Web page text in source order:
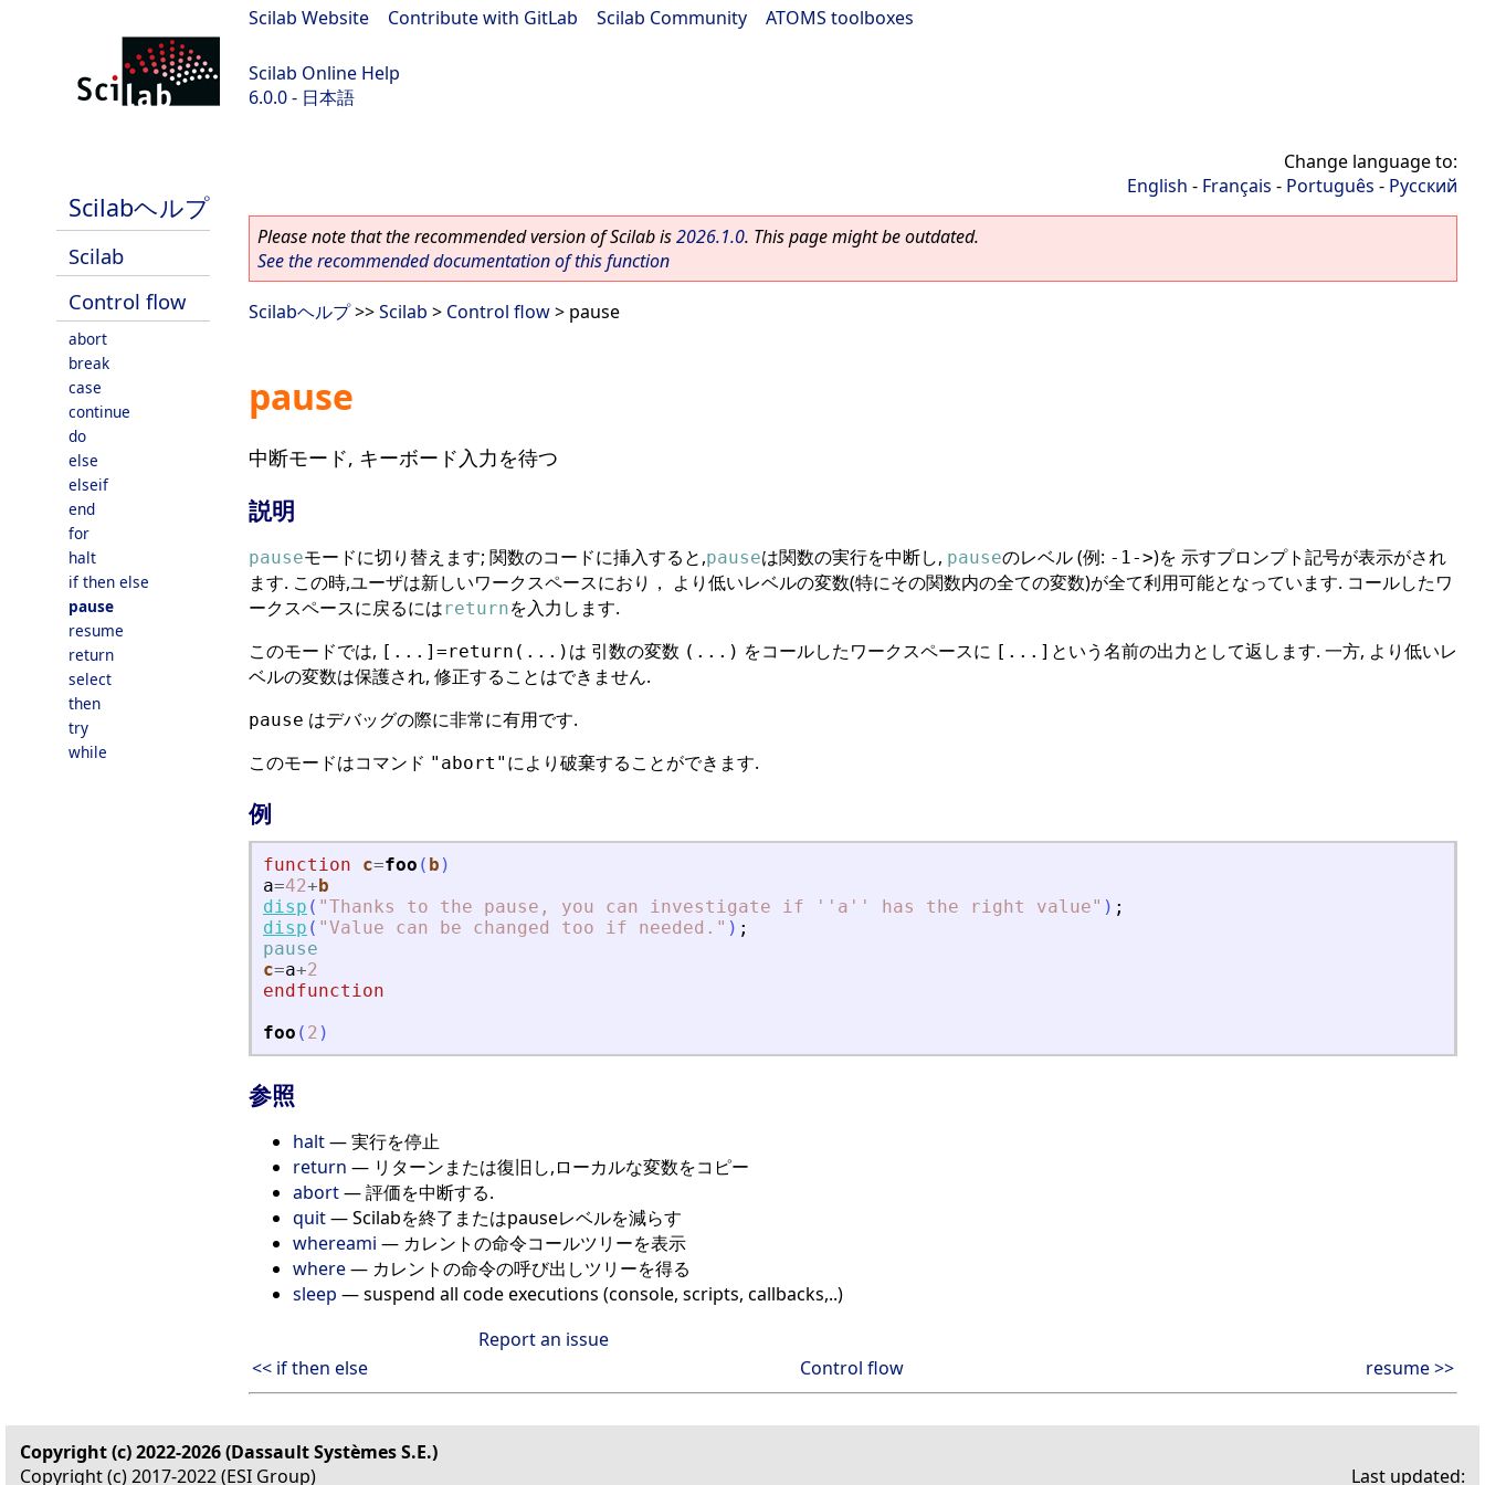
Scilab Website Contribute with GitLab Scilab Community ATOMS toolboxes
Scilab Online Help
6.0.0 - 日本語
Scilabヘルプ
Scilab
Control flow
abort
break
case
continue
do
else
elseif
end
for
halt
if then else
pause
resume
return
select
then
try
while
Change language to:
English - Français - Português - Русский
Please note that the recommended version of Scilab is2026.1.0. This page might be outdated.
See the recommended documentation of this function
Scilabヘルプ>>Scilab > Control flow> pause
pause
中断モード, キーボード入力を待つ
説明
pauseモードに切り替えます; 関数のコードに挿入すると,pauseは関数の実行を中断し, pauseのレベル (例: -1->)を 示すプロンプト記号が表示がされ
ます. この時,ユーザは新しいワークスペースにおり， より低いレベルの変数(特にその関数内の全ての変数)が全て利用可能となっています. コールしたワ
ークスペースに戻るにはreturnを入力します.
このモードでは, [...]=return(...) は 引数の変数 (...) をコールしたワークスペースに [...] という名前の出力として返します. 一方, より低いレ
ベルの変数は保護され, 修正することはできません.
pause はデバッグの際に非常に有用です.
このモードはコマンド "abort" により破棄することができます.
例
function c=foo ( b )
a=42+ b
disp ( "Thanks to the pause, you can investigate if ''a'' has the right value" ) ;
disp ( "Value can be changed too if needed . " ) ;
pause
c=a+2
endfunction
foo ( 2 )
参照
halt— 実行を停止
return — リターンまたは復旧し,ローカルな変数をコピー
abort— 評価を中断する.
quit— Scilabを終了またはpauseレベルを減らす
whereami — カレントの命令コールツリーを表示
where— カレントの命令の呼び出しツリーを得る
sleep — suspend all code executions (console, scripts, callbacks,..)
Report an issue
<< if then else
Control flow resume >>
Copyright (c) 2022-2026 (Dassault Systèmes S.E.)
Copyright (c) 2017-2022 (ESI Group)
Last updated: